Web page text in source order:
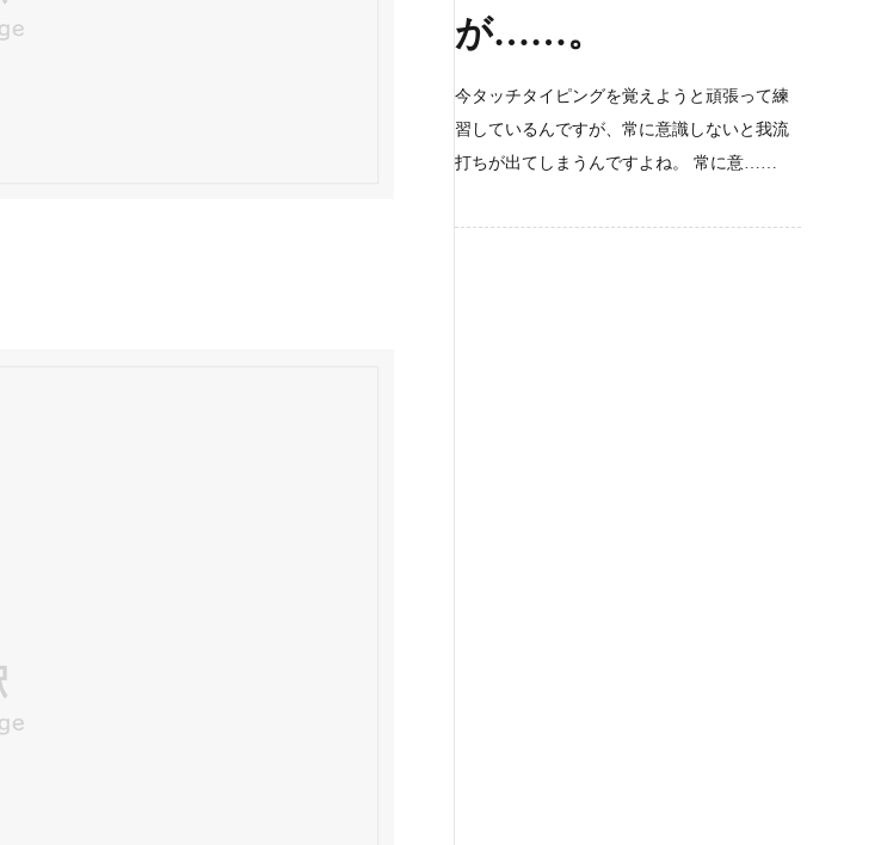
が……。
今タッチタイピングを覚えようと頑張って練
習しているんですが、常に意識しないと我流
打ちが出てしまうんですよね。 常に意……